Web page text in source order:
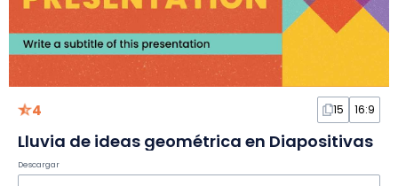
4 15 16:9
Lluvia de ideas geométrica en Diapositivas
Descargar